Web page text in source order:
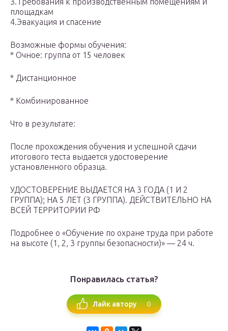
площадкам
4.Эвакуация и спасение
Возможные формы обучения:
* Очное: группа от 15 человек
* Дистанционное
* Комбинированное
Что в результате:
После прохождения обучения и успешной сдачи
итогового теста выдается удостоверение
установленного образца.
УДОСТОВЕРЕНИЕ ВЫДАЕТСЯ НА 3 ГОДА (1 И 2
ГРУППА); НА 5 ЛЕТ (3 ГРУППА). ДЕЙСТВИТЕЛЬНО НА
ВСЕЙ ТЕРРИТОРИИ РФ
Подробнее о «Обучение по охране труда при работе
на высоте (1, 2, 3 группы безопасности)» — 24 ч.
Понравилась статья?
Лайк автору 0